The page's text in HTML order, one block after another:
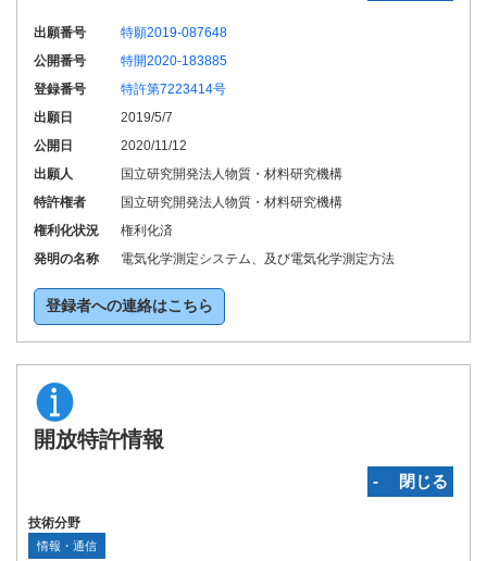
出願番号
特願2019-087648
公開番号
特開2020-183885
登録番号
特許第7223414号
出願日
2019/5/7
公開日
2020/11/12
出願人
国立研究開発法人物質・材料研究機構
特許権者
国立研究開発法人物質・材料研究機構
権利化状況
権利化済
発明の名称
電気化学測定システム、及び電気化学測定方法
登録者への連絡はこちら
開放特許情報
‐ 閉じる
技術分野
情報・通信